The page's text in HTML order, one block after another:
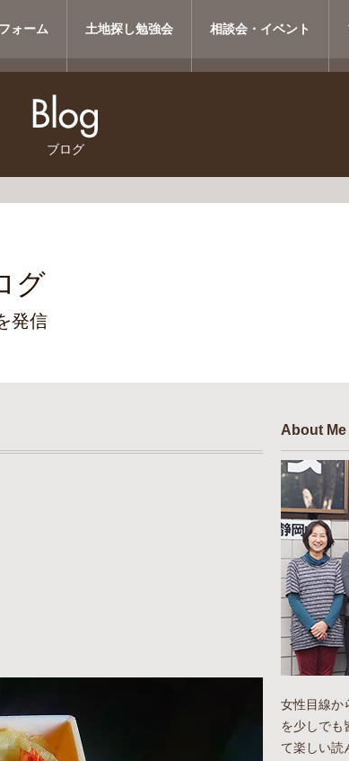
ォーム 土地探し勉強会 相談会・イベント
ブログ
グ
発信
About Me
女性目線か
を少しでも
て楽しい読